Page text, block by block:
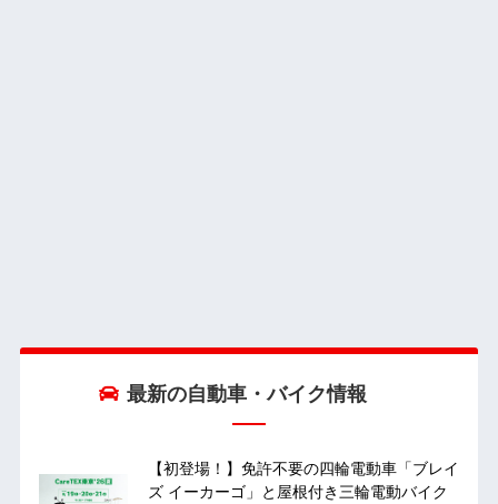
最新の自動車・バイク情報
【初登場！】免許不要の四輪電動車「ブレイ
ズ イーカーゴ」と屋根付き三輪電動バイク